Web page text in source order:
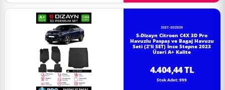
3SET-SDZ039
S-Dizayn Citroen C4X 3D Pro
Havuzlu Paspas ve Bagaj Havuzu
Seti (2'li SET) İnce Stepne 2023
Üzeri A+ Kalite
4.404,44 TL
Stok Adet: 999